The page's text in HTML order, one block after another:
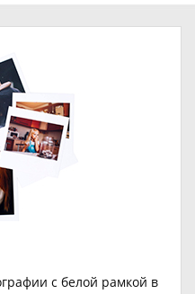
с белой рамкой в